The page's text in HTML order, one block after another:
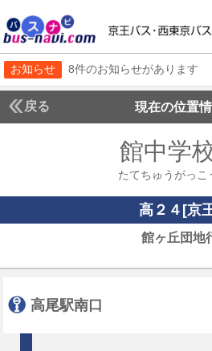
お知らせ 8件のお知らせがあります
戻る 現在の位置
館中学
たてちゅうがっこ
高２４[京
館ヶ丘団地
高尾駅南口